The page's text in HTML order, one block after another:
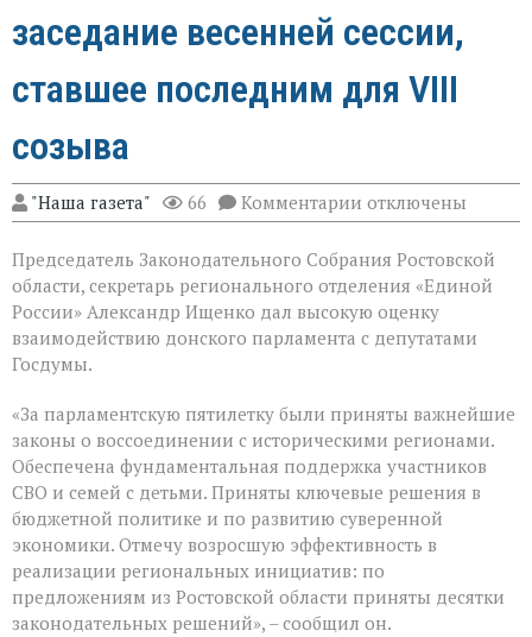
заседание весенней сессии,
ставшее последним для VIII
созыва
"Наша газета" 66 Комментарии к
записи
Государственной
Думе
состоялось
заключительное
сессии,
ставшее
последним
для
VIII
созыва
отключены
Председатель Законодательного Собрания Ростовской
области, секретарь регионального отделения «Единой
России» Александр Ищенко дал высокую оценку
взаимодействию донского парламента с депутатами
Госдумы.
«За парламентскую пятилетку были приняты важнейшие
законы о воссоединении с историческими регионами.
Обеспечена фундаментальная поддержка участников
СВО и семей с детьми. Приняты ключевые решения в
бюджетной политике и по развитию суверенной
экономики. Отмечу возросшую эффективность в
реализации региональных инициатив: по
предложениям из Ростовской области приняты десятки
законодательных решений», – сообщил он.